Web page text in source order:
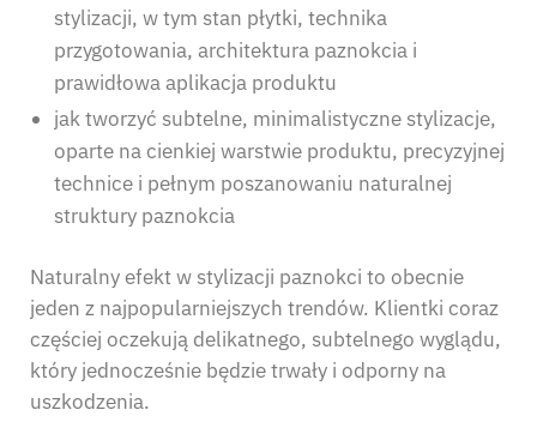
stylizacji, w tym stan płytki, technika
przygotowania, architektura paznokcia i
prawidłowa aplikacja produktu
jak tworzyć subtelne, minimalistyczne stylizacje,
oparte na cienkiej warstwie produktu, precyzyjnej
technice i pełnym poszanowaniu naturalnej
struktury paznokcia
Naturalny efekt w stylizacji paznokci to obecnie
jeden z najpopularniejszych trendów. Klientki coraz
częściej oczekują delikatnego, subtelnego wyglądu,
który jednocześnie będzie trwały i odporny na
uszkodzenia.